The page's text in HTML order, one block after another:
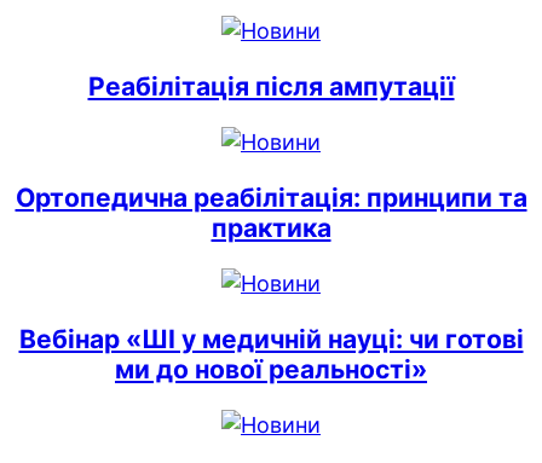
Реабілітація після ампутації
Ортопедична реабілітація: принципи та
практика
Вебінар «ШІ у медичній науці: чи готові
ми до нової реальності»